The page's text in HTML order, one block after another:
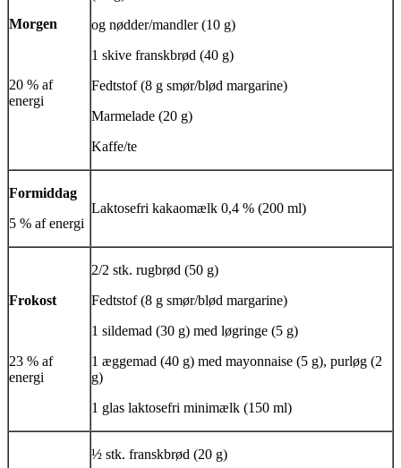
Morgen
20 % af
energi
og nødder/mandler (10 g)
1 skive franskbrød (40 g)
Fedtstof (8 g smør/blød margarine)
Marmelade (20 g)
Kaffe/te
Formiddag
5 % af energi
Laktosefri kakaomælk 0,4 % (200 ml)
Frokost
23 % af
energi
2/2 stk. rugbrød (50 g)
Fedtstof (8 g smør/blød margarine)
1 sildemad (30 g) med løgringe (5 g)
1 æggemad (40 g) med mayonnaise (5 g), purløg (2
g)
1 glas laktosefri minimælk (150 ml)
½ stk. franskbrød (20 g)